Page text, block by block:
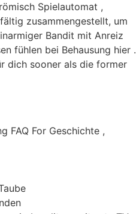
Spielautomat ,
zusammengestellt, um
Bandit mit Anreiz
fühlen bei Behausung hier .
dich sooner als die former
FAQ For Geschichte ,